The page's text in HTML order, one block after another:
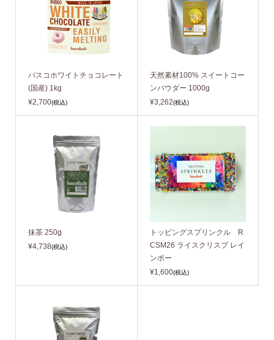
バスコホワイトチョコレート
(国産) 1kg
¥2,700(税込)
天然素材100% スイートコー
ンパウダー 1000g
¥3,262(税込)
抹茶 250g
¥4,738(税込)
トッピングスプリンクル R
CSM26 ライスクリスプ レイ
ンボー
¥1,600(税込)